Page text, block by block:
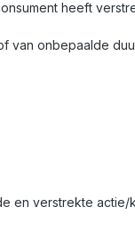
heeft
van onbepaalde
en verstrekte